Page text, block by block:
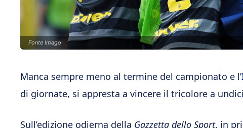
Fonte Imago
Manca sempre meno al termine del campionato e l’
di giornate, si appresta a vincere il tricolore a
Sull’edizione odierna della Gazzetta dello Sport, in